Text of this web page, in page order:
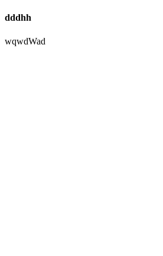
dddhh
wqwdWad